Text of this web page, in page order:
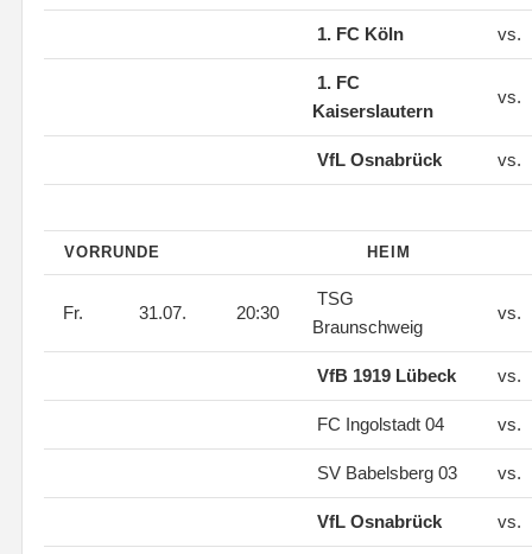
1. FC Köln vs.
1. FC
Kaiserslautern
vs.
VfL Osnabrück vs.
VORRUNDE HEIM
Fr. 31.07. 20:30
TSG
Braunschweig
vs.
VfB 1919 Lübeck vs.
FC Ingolstadt 04 vs.
SV Babelsberg 03 vs.
VfL Osnabrück vs.